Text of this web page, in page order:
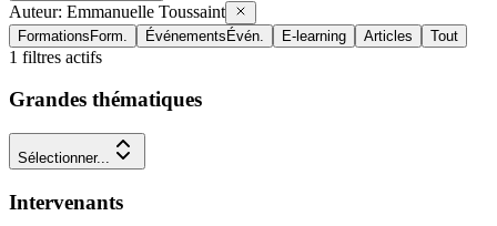
Auteur: Emmanuelle Toussaint
FormationsForm. ÉvénementsÉvén. E-learning Articles Tout
1 filtres actifs
Grandes thématiques
Sélectionner...
Intervenants